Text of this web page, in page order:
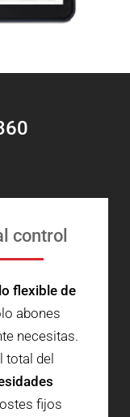
control
flexible de
abones
necesitas.
total del
fijos